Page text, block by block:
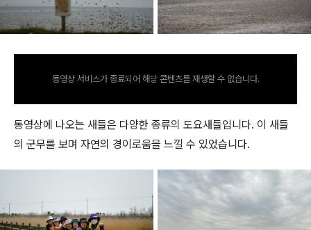
동영상 서비스가 종료되어 해당 콘텐츠를 재생할 수 없습니다.
동영상에 나오는 새들은 다양한 종류의 도요새들입니다. 이 새들
의 군무를 보며 자연의 경이로움을 느낄 수 있었습니다.